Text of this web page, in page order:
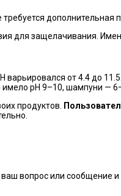
дополнительная
для защелачивания.
варьировался от 4.4 до
имело pH 9–10, шампуни —
продуктов.
вопрос или